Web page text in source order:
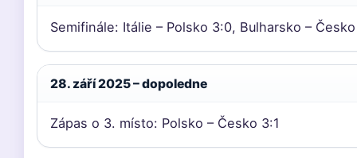
Semifinále: Itálie – Polsko 3:0, Bulharsko –
28. září 2025 – dopoledne
Zápas o 3. místo: Polsko – Česko 3:1